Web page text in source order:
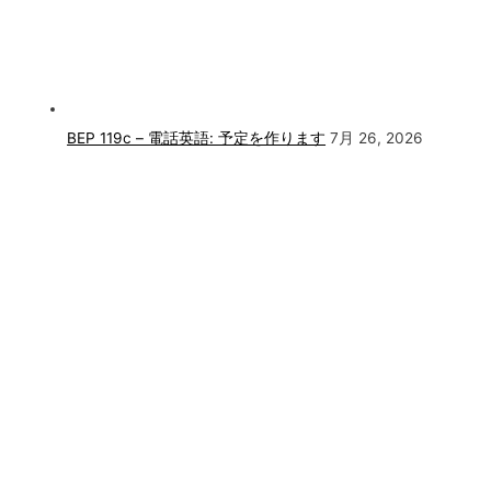
BEP 119c – 電話英語: 予定を作ります 7月 26, 2026